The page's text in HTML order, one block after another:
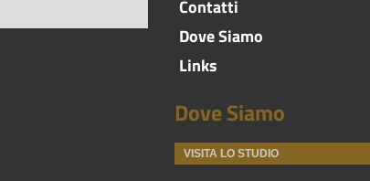
Contatti
Dove Siamo
Links
Dove Siamo
VISITA LO STUDIO